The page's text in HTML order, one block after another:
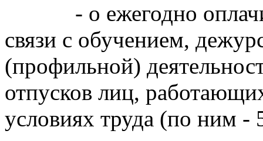
- о ежегодно
связи с обучением,
(профильной)
отпусков лиц,
условиях труда (по ним -